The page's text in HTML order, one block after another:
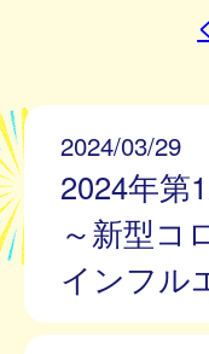
2024/03/29
2024年第
～新型コ
インフル